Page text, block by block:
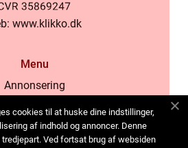
www.klikko.dk
Menu
Annonsering
Cookies
Kontakta oss
cookies til at huske dine indstillinger,
af indhold og annoncer. Denne
Ved fortsat brug af websiden